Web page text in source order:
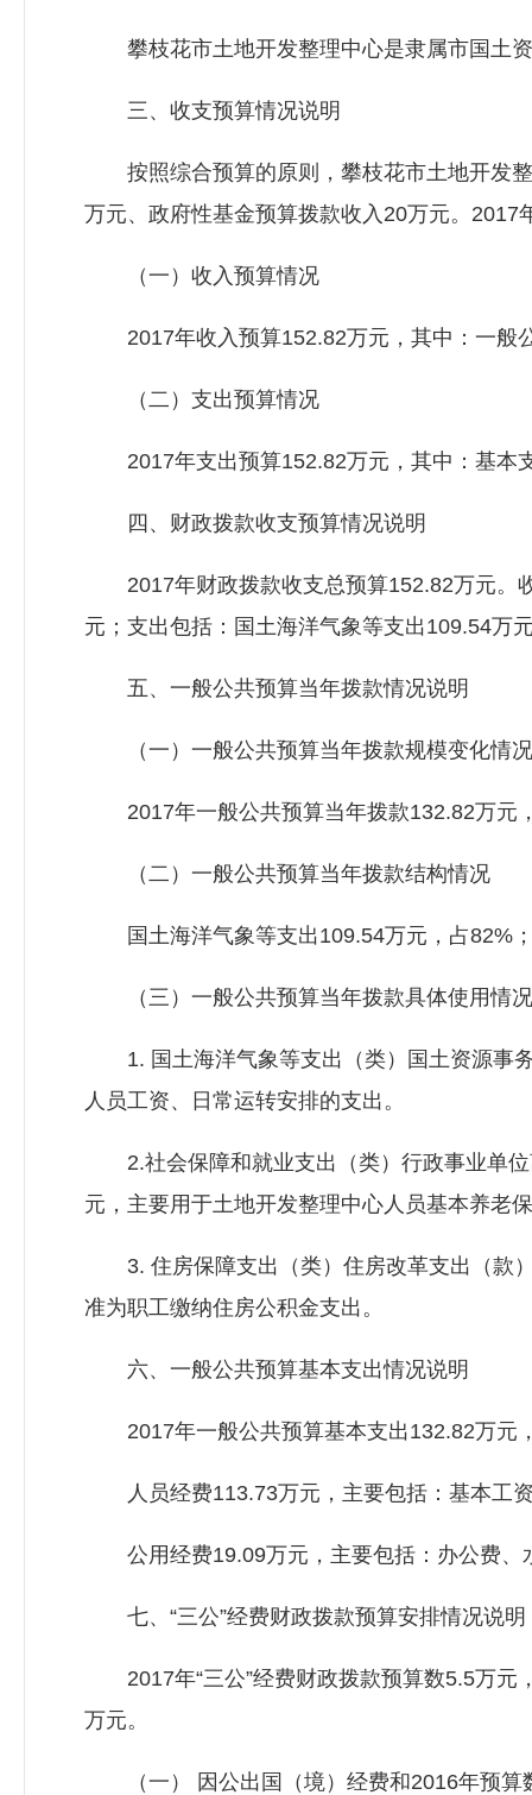
攀枝花市土地开发整理中心是隶属市国土资
三、收支预算情况说明
按照综合预算的原则，攀枝花市土地开发整
万元、政府性基金预算拨款收入20万元。2017
（一）收入预算情况
2017年收入预算152.82万元，其中：一般
（二）支出预算情况
2017年支出预算152.82万元，其中：基本
四、财政拨款收支预算情况说明
2017年财政拨款收支总预算152.82万元。
元；支出包括：国土海洋气象等支出109.54万
五、一般公共预算当年拨款情况说明
（一）一般公共预算当年拨款规模变化情况
2017年一般公共预算当年拨款132.82万元
（二）一般公共预算当年拨款结构情况
国土海洋气象等支出109.54万元，占82%；
（三）一般公共预算当年拨款具体使用情况
1. 国土海洋气象等支出（类）国土资源事务
人员工资、日常运转安排的支出。
2.社会保障和就业支出（类）行政事业单位
元，主要用于土地开发整理中心人员基本养老
3. 住房保障支出（类）住房改革支出（款）
准为职工缴纳住房公积金支出。
六、一般公共预算基本支出情况说明
2017年一般公共预算基本支出132.82万元
人员经费113.73万元，主要包括：基本工
公用经费19.09万元，主要包括：办公费、
七、“三公”经费财政拨款预算安排情况说明
2017年“三公”经费财政拨款预算数5.5万元
万元。
（一） 因公出国（境）经费和2016年预算